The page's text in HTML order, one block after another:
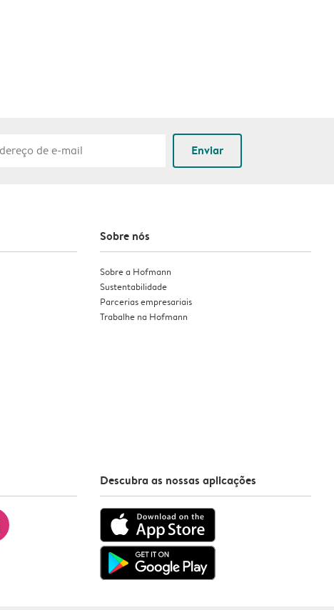
Enviar
Sobre nós
Sobre a Hofmann
Sustentabilidade
Parcerias empresariais
Trabalhe na Hofmann
Descubra as nossas aplicações